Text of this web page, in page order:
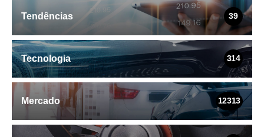
Tendências 39
Tecnologia 314
Mercado 12313